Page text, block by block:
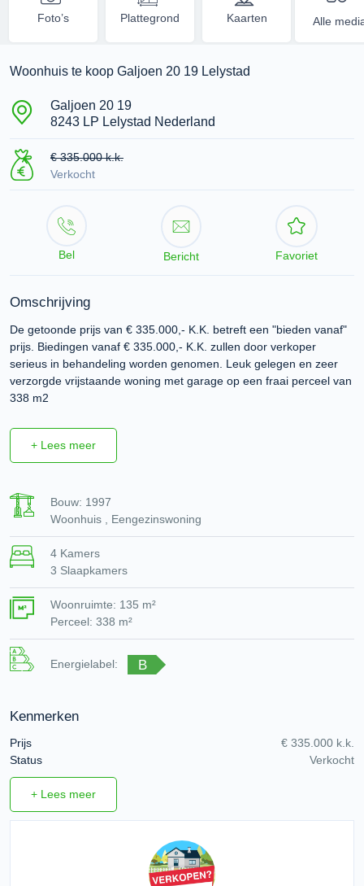
Foto’s Plattegrond Kaarten Alle
Woonhuis te koop Galjoen 20 19 Lelystad
Galjoen 20 19
8243 LP Lelystad Nederland
€ 335.000 k.k.
Verkocht
Bel Bericht Favoriet
Omschrijving
De getoonde prijs van € 335.000,- K.K. betreft een "bieden vanaf"
prijs. Biedingen vanaf € 335.000,- K.K. zullen door verkoper
serieus in behandeling worden genomen. Leuk gelegen en zeer
verzorgde vrijstaande woning met garage op een fraai perceel van
338 m2
+ Lees meer
Bouw: 1997
Woonhuis , Eengezinswoning
4 Kamers
3 Slaapkamers
Woonruimte: 135 m²
Perceel: 338 m²
Energielabel: B
Kenmerken
Prijs
€ 335.000 k.k.
Status
Verkocht
+ Lees meer